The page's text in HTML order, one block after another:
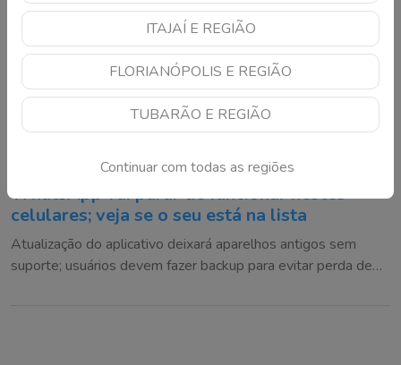
ITAJAÍ E REGIÃO
FLORIANÓPOLIS E REGIÃO
TUBARÃO E REGIÃO
Continuar com todas as regiões
WhatsApp vai parar de funcionar nestes
celulares; veja se o seu está na lista
Atualização do aplicativo deixará aparelhos antigos sem
suporte; usuários devem fazer backup para evitar perda de